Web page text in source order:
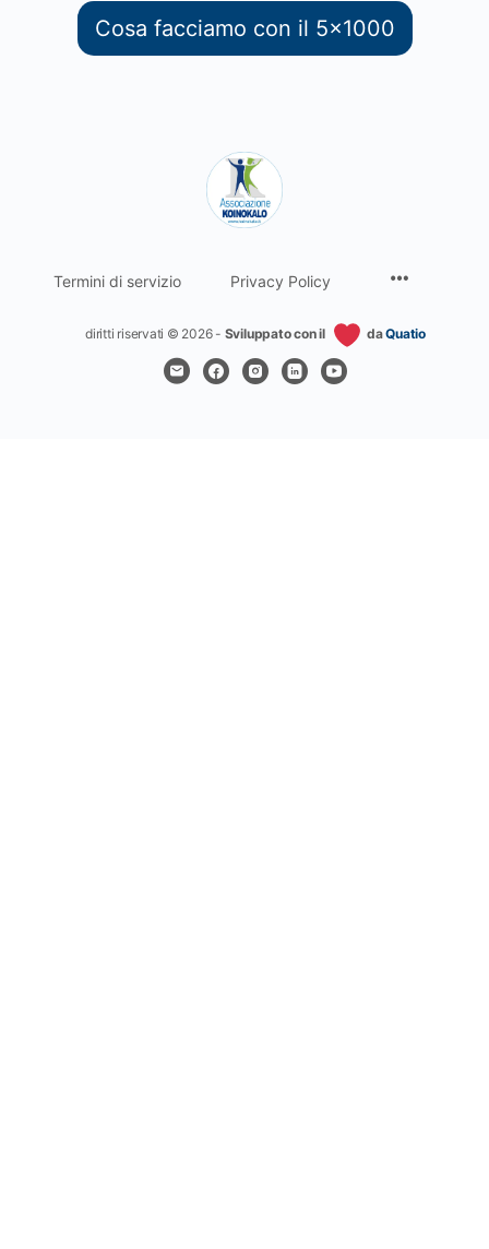
Cosa facciamo con il 5x1000
Termini di servizio Privacy Policy
diritti riservati © 2026 - Sviluppato con il daQuatio